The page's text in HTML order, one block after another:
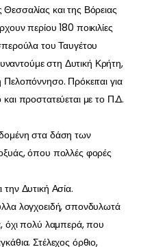
και της Βόρειας
περίου 180 ποικιλίες
του Ταυγέτου
στη Δυτική Κρήτη,
Πρόκειται για
προστατεύεται με το Π.Δ.
στα δάση των
όπου πολλές φορές
Δυτική Ασία.
λογχοειδή, σπονδυλωτά
όχι πολύ λαμπερά, που
Στέλεχος όρθιο,